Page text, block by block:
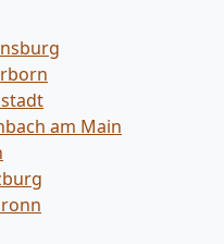
am Main